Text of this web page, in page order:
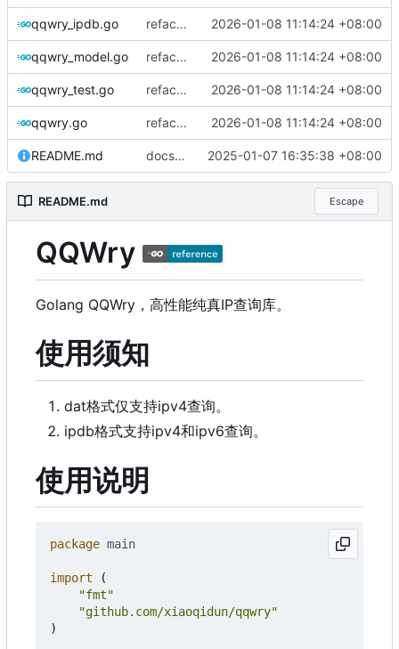
qqwry_ipdb.go refactor(重构代码): 重构并保持接口兼容 2026-01-08 11:14:24 +08:00
qqwry_model.go refactor(重构代码): 重构并保持接口兼容 2026-01-08 11:14:24 +08:00
qqwry_test.go refactor(重构代码): 重构并保持接口兼容 2026-01-08 11:14:24 +08:00
qqwry.go refactor(重构代码): 重构并保持接口兼容 2026-01-08 11:14:24 +08:00
README.md docs(更新文档): 更新文档 2025-01-07 16:35:38 +08:00
README.md Escape
QQWry
Golang QQWry，高性能纯真IP查询库。
使用须知
dat格式仅支持ipv4查询。
ipdb格式支持ipv4和ipv6查询。
使用说明
package main
import
(
"fmt"
"github.com/xiaoqidun/qqwry"
)